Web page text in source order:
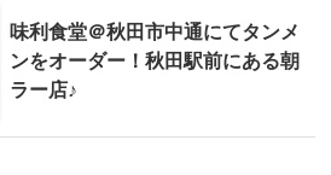
味利食堂＠秋田市中通にてタンメ
ンをオーダー！秋田駅前にある朝
ラー店♪